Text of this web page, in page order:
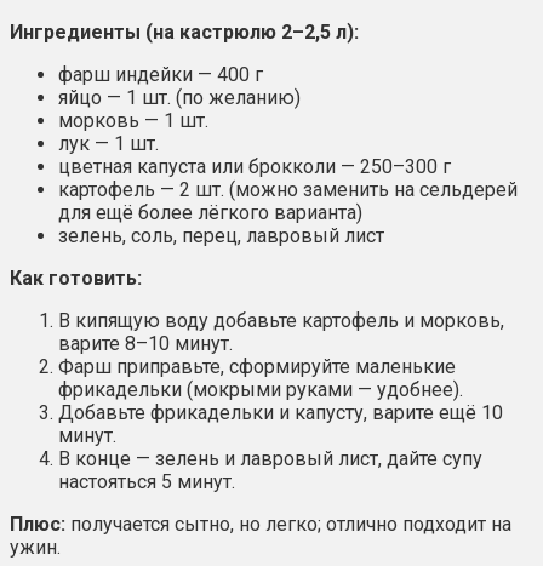
Ингредиенты (на кастрюлю 2–2,5 л):
фарш индейки — 400 г
яйцо — 1 шт. (по желанию)
морковь — 1 шт.
лук — 1 шт.
цветная капуста или брокколи — 250–300 г
картофель — 2 шт. (можно заменить на сельдерей
для ещё более лёгкого варианта)
зелень, соль, перец, лавровый лист
Как готовить:
В кипящую воду добавьте картофель и морковь,
варите 8–10 минут.
Фарш приправьте, сформируйте маленькие
фрикадельки (мокрыми руками — удобнее).
Добавьте фрикадельки и капусту, варите ещё 10
минут.
В конце — зелень и лавровый лист, дайте супу
настояться 5 минут.
Плюс: получается сытно, но легко; отлично подходит на
ужин.